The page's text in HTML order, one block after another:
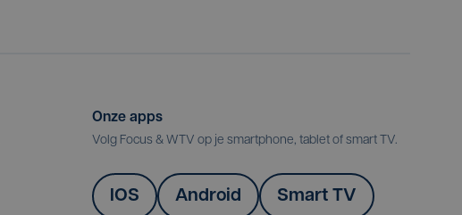
Onze apps
Volg Focus & WTV op je smartphone, tablet of smart TV.
IOS Android Smart TV